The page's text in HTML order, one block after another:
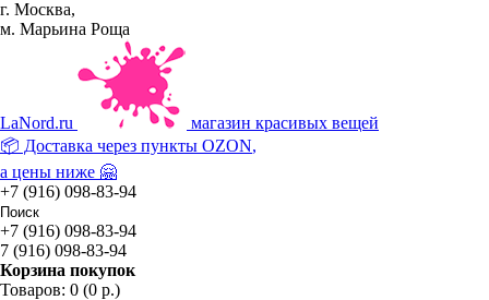
г. Москва,
м. Марьина Роща
LaNord.ru
магазин красивых вещей
📦 Доставка через пункты OZON,
а цены ниже 🤗
+7 (916) 098-83-94
+7 (916) 098-83-94
7 (916) 098-83-94
Корзина покупок
Товаров: 0 (0 р.)